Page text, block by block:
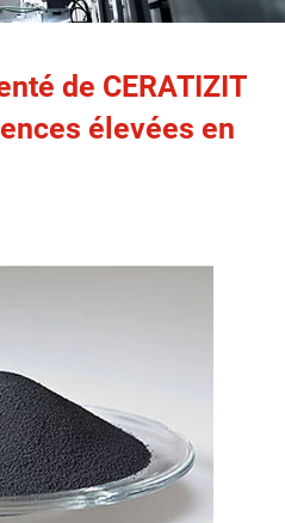
de CERATIZIT
élevées en